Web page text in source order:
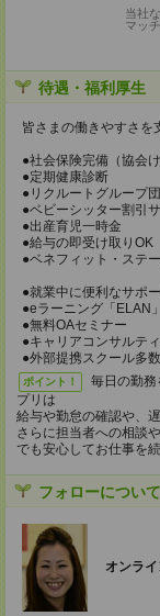
当社
マッ
待遇・福利厚生
皆さまの働きやすさを
●社会保険完備（協会け
●定期健康診断
●リクルートグループ
●ベビーシッター割引
●出産育児一時金
●給与の即受け取りOK
●ベネフィット・ステ
●就業中に便利なサポ
●eラーニング「ELAN」
●無料OAセミナー
●キャリアコンサルテ
●外部提携スクール多
ポイント！
毎日の勤
プリは
給与や勤怠の確認や、
さらに担当者への相談
でも安心してお仕事を
フォローについて
オンラ